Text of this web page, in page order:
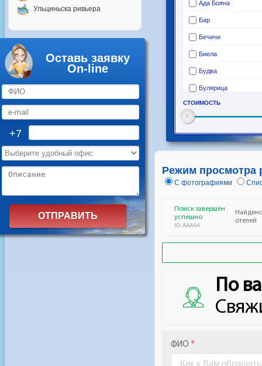
Ульциньска ривьера
Оставь заявку
On-line
+7
Режим просмотра
С фотографиями